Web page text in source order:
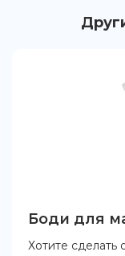
Боди для
Хотите сделать